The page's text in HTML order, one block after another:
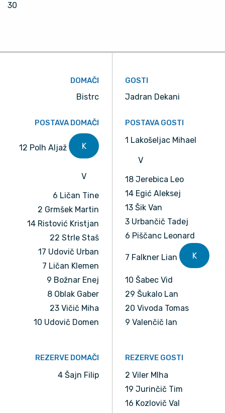
30
DOMAČI
Bistrc
GOSTI
Jadran Dekani
POSTAVA DOMAČI
12 Polh Aljaž K
V
6 Ličan Tine
2 Grmšek Martin
14 Ristović Kristjan
22 Strle Staš
17 Udovič Urban
7 Ličan Klemen
9 Božnar Enej
8 Oblak Gaber
23 Vičič Miha
10 Udovič Domen
POSTAVA GOSTI
1 Lakošeljac Mihael
V
18 Jerebica Leo
14 Egić Aleksej
13 Šik Van
3 Urbančič Tadej
6 Piščanc Leonard
7 Falkner Lian K
10 Šabec Vid
29 Šukalo Lan
20 Vivoda Tomas
9 Valenčič Ian
REZERVE DOMAČI
4 Šajn Filip
REZERVE GOSTI
2 Viler MIha
19 Jurinčič Tim
16 Kozlovič Val